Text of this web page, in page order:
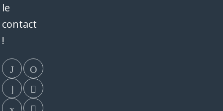
le
contact
!